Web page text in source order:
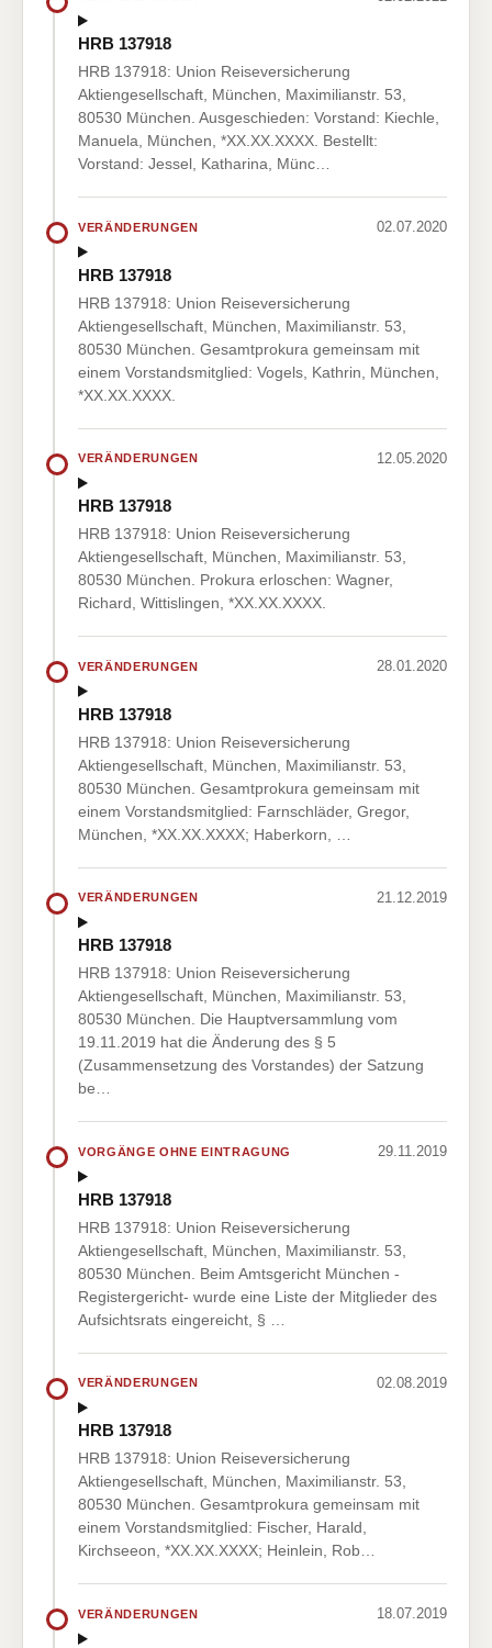
HRB 137918
HRB 137918: Union Reiseversicherung
Aktiengesellschaft, München, Maximilianstr. 53,
80530 München. Ausgeschieden: Vorstand: Kiechle,
Manuela, München, *XX.XX.XXXX. Bestellt:
Vorstand: Jessel, Katharina, Münc…
VERÄNDERUNGEN 02.07.2020
HRB 137918
HRB 137918: Union Reiseversicherung
Aktiengesellschaft, München, Maximilianstr. 53,
80530 München. Gesamtprokura gemeinsam mit
einem Vorstandsmitglied: Vogels, Kathrin, München,
*XX.XX.XXXX.
VERÄNDERUNGEN 12.05.2020
HRB 137918
HRB 137918: Union Reiseversicherung
Aktiengesellschaft, München, Maximilianstr. 53,
80530 München. Prokura erloschen: Wagner,
Richard, Wittislingen, *XX.XX.XXXX.
VERÄNDERUNGEN 28.01.2020
HRB 137918
HRB 137918: Union Reiseversicherung
Aktiengesellschaft, München, Maximilianstr. 53,
80530 München. Gesamtprokura gemeinsam mit
einem Vorstandsmitglied: Farnschläder, Gregor,
München, *XX.XX.XXXX; Haberkorn, …
VERÄNDERUNGEN 21.12.2019
HRB 137918
HRB 137918: Union Reiseversicherung
Aktiengesellschaft, München, Maximilianstr. 53,
80530 München. Die Hauptversammlung vom
19.11.2019 hat die Änderung des § 5
(Zusammensetzung des Vorstandes) der Satzung
be…
VORGÄNGE OHNE EINTRAGUNG 29.11.2019
HRB 137918
HRB 137918: Union Reiseversicherung
Aktiengesellschaft, München, Maximilianstr. 53,
80530 München. Beim Amtsgericht München -
Registergericht- wurde eine Liste der Mitglieder des
Aufsichtsrats eingereicht, § …
VERÄNDERUNGEN 02.08.2019
HRB 137918
HRB 137918: Union Reiseversicherung
Aktiengesellschaft, München, Maximilianstr. 53,
80530 München. Gesamtprokura gemeinsam mit
einem Vorstandsmitglied: Fischer, Harald,
Kirchseeon, *XX.XX.XXXX; Heinlein, Rob…
VERÄNDERUNGEN 18.07.2019